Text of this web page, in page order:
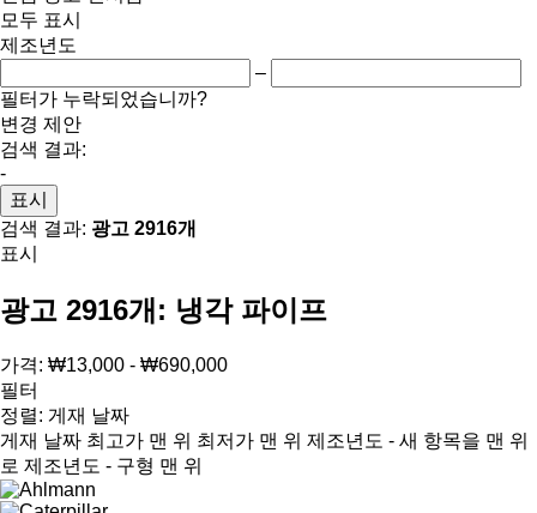
모두 표시
제조년도
–
필터가 누락되었습니까?
변경 제안
검색 결과:
-
표시
검색 결과: 광고 2916개
표시
광고 2916개: 냉각 파이프
가격: ₩13,000 - ₩690,000
필터
정렬: 게재 날짜
게재 날짜 최고가 맨 위 최저가 맨 위 제조년도 - 새 항목을 맨 위
로 제조년도 - 구형 맨 위